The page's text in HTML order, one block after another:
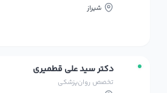
شیراز
دکتر سید علی قطمیری
تخصص روان‌پزشکی